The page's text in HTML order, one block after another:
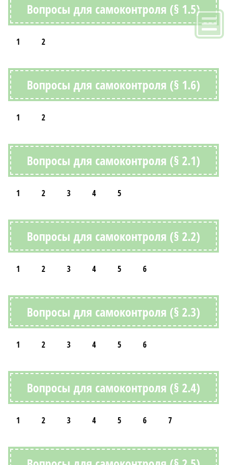
Вопросы для самоконтроля (§ 1.5)
1 2
Вопросы для самоконтроля (§ 1.6)
1 2
Вопросы для самоконтроля (§ 2.1)
1 2 3 4 5
Вопросы для самоконтроля (§ 2.2)
1 2 3 4 5 6
Вопросы для самоконтроля (§ 2.3)
1 2 3 4 5 6
Вопросы для самоконтроля (§ 2.4)
1 2 3 4 5 6 7